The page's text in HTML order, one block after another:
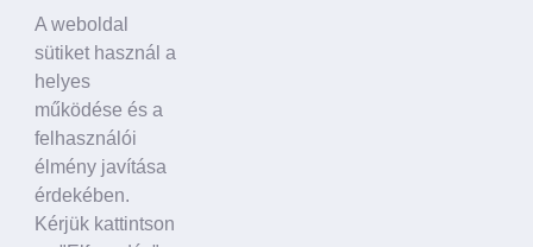
A TÁMOGATÁS HANGJA
Politikusok
Civil szervezetek, ENSZ
Egyéb
A VILÁG HÍREI
HAGYOMÁNYOS KÍNAI KULTÚRA
A weboldal
sütiket használ a
helyes
működése és a
felhasználói
élmény javítása
érdekében.
Kérjük kattintson